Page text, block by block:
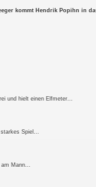
kommt Hendrik Popihn in
und hielt einen Elfmeter...
Spiel...
Mann...